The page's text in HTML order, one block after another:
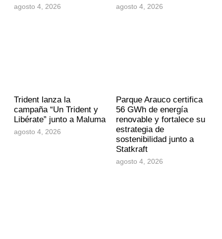
agosto 4, 2026 agosto 4, 2026
Trident lanza la
campaña “Un Trident y
Libérate” junto a Maluma
agosto 4, 2026
Parque Arauco certifica
56 GWh de energía
renovable y fortalece su
estrategia de
sostenibilidad junto a
Statkraft
agosto 4, 2026